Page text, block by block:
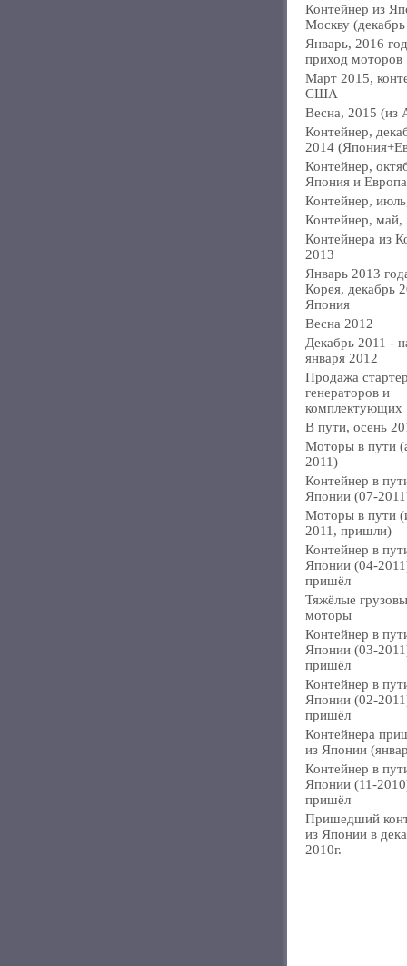
Контейнер из
Москву
Январь, 2016
приход моторов
Март 2015,
США
Весна, 2015 (из
Контейнер,
2014
Контейнер,
Япония и
Контейнер,
Контейнер, май,
Контейнера из
2013
Январь 2013
Корея, декабрь
Япония
Весна 2012
Декабрь 2011 -
января 2012
Продажа
генераторов и
комплектующих
В пути, осень
Моторы в пути
2011)
Контейнер в
Японии (07-
Моторы в пути
2011, пришли)
Контейнер в
Японии (04-
пришёл
Тяжёлые
моторы
Контейнер в
Японии (03-
пришёл
Контейнер в
Японии (02-
пришёл
Контейнера
из Японии
Контейнер в
Японии (11-
пришёл
Пришедший
из Японии в
2010г.